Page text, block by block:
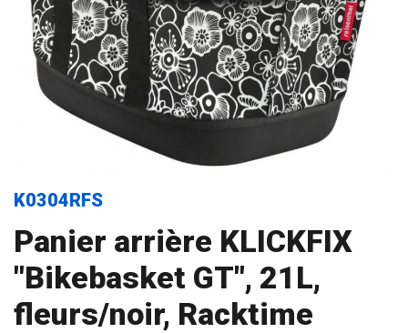
K0304RFS
Panier arrière KLICKFIX
"Bikebasket GT", 21L,
fleurs/noir, Racktime